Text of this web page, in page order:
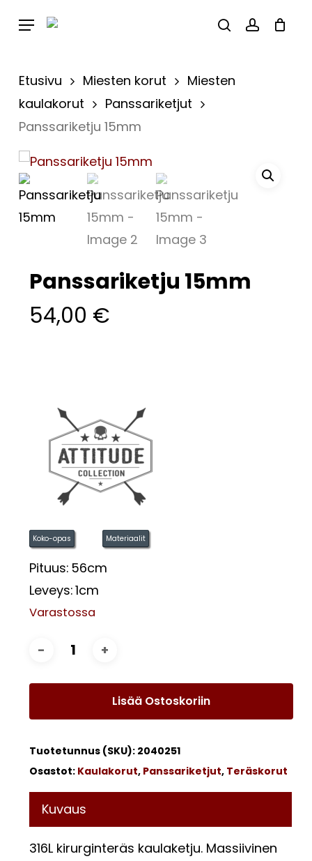
content
Menu Close
Etusivu Miesten korut
Miesten
kaulakorut
Panssariketjut
Panssariketju 15mm
Panssariketju 15mm
54,00 €
Koko-opas Materiaalit
Pituus: 56cm
Leveys:1cm
Varastossa
Lisää Ostoskoriin
Tuotetunnus (SKU): 2040251
Osastot: Kaulakorut, Panssariketjut, Teräskorut
Kuvaus
316L kirurginteräs kaulaketju. Massiivinen